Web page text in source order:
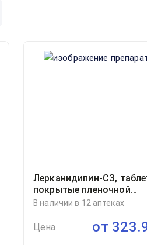
Лерканидипин-СЗ,
покрытые пленочной
оболочкой
Россия
В наличии в 12 аптеках
Цена от